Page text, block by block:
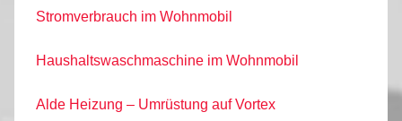
Stromverbrauch im Wohnmobil
Haushaltswaschmaschine im Wohnmobil
Alde Heizung – Umrüstung auf Vortex